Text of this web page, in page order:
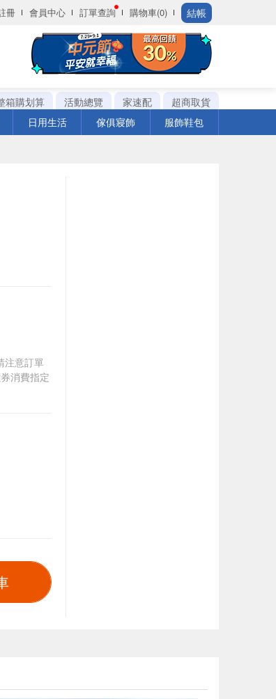
冊 會員中心 訂單查詢 購物車(0) 結帳
箱購划算 活動總覽 家速配
超商取貨
日用生活 傢俱寢飾 服飾鞋包
注意訂單
消費指定